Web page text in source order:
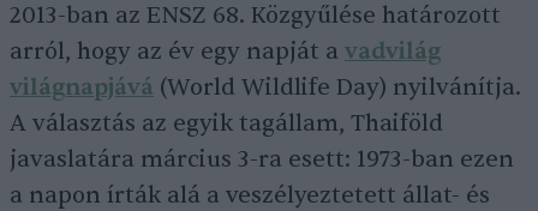
2013-ban az ENSZ 68. Közgyűlése határozott
arról, hogy az év egy napját a vadvilág
világnapjává (World Wildlife Day) nyilvánítja.
A választás az egyik tagállam, Thaiföld
javaslatára március 3-ra esett: 1973-ban ezen
a napon írták alá a veszélyeztetett állat- és